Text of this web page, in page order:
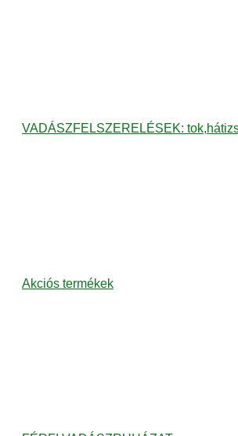
VADÁSZFELSZERELÉSEK:
Akciós termékek